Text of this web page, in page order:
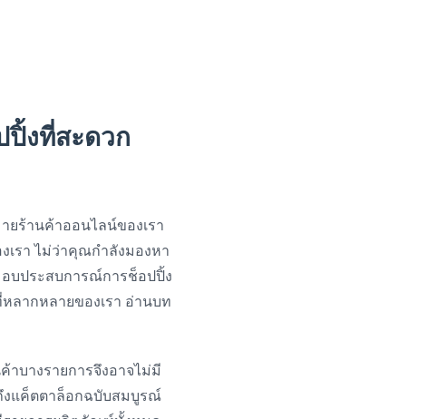
ปิ้งที่สะดวก
ยร้านค้าออนไลน์ของเรา
เรา ไม่ว่าคุณกำลังมองหา
อบประสบการณ์การช็อปปิ้ง
ลากหลายของเรา อ่านบท
าบางรายการจึงอาจไม่มี
งแค็ตตาล็อกฉบับสมบูรณ์